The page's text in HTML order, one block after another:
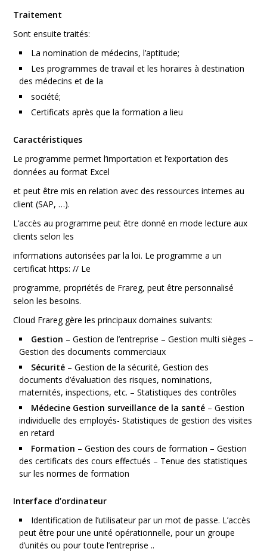
Traitement
Sont ensuite traités:
La nomination de médecins, l’aptitude;
Les programmes de travail et les horaires à destination
des médecins et de la
société;
Certificats après que la formation a lieu
Caractéristiques
Le programme permet l’importation et l’exportation des
données au format Excel
et peut être mis en relation avec des ressources internes au
client (SAP, …).
L’accès au programme peut être donné en mode lecture aux
clients selon les
informations autorisées par la loi. Le programme a un
certificat https: // Le
programme, propriétés de Frareg, peut être personnalisé
selon les besoins.
Cloud Frareg gère les principaux domaines suivants:
Gestion – Gestion de l’entreprise – Gestion multi sièges –
Gestion des documents commerciaux
Sécurité – Gestion de la sécurité, Gestion des
documents d’évaluation des risques, nominations,
maternités, inspections, etc. – Statistiques des contrôles
Médecine Gestion surveillance de la santé – Gestion
individuelle des employés- Statistiques de gestion des visites
en retard
Formation – Gestion des cours de formation – Gestion
des certificats des cours effectués – Tenue des statistiques
sur les normes de formation
Interface d’ordinateur
Identification de l’utilisateur par un mot de passe. L’accès
peut être pour une unité opérationnelle, pour un groupe
d’unités ou pour toute l’entreprise ..